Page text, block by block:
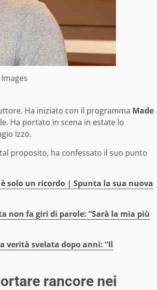
Ha iniziato con il programma Made
Ha portato in scena in estate lo
Izzo.
proposito, ha confessato il suo punto
solo un ricordo | Spunta la sua nuova
non fa giri di parole: “Sarà la mia più
verità svelata dopo anni: “Il
rancore nei